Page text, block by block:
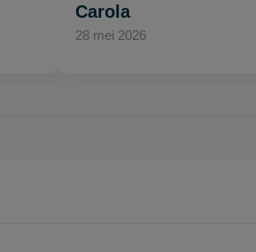
Carola
28 mei 2026